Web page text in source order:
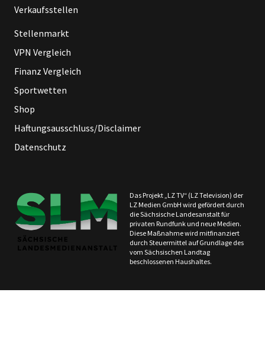
Verkaufsstellen
Stellenmarkt
VPN Vergleich
Finanz Vergleich
Sportwetten
Shop
Haftungsausschluss/Disclaimer
Datenschutz
Das Projekt „LZ TV“ (LZ Television) der
LZ Medien GmbH wird gefördert durch
die Sächsische Landesanstalt für
privaten Rundfunk und neue Medien.
Diese Maßnahme wird mitfinanziert
durch Steuermittel auf Grundlage des
vom Sächsischen Landtag
beschlossenen Haushaltes.